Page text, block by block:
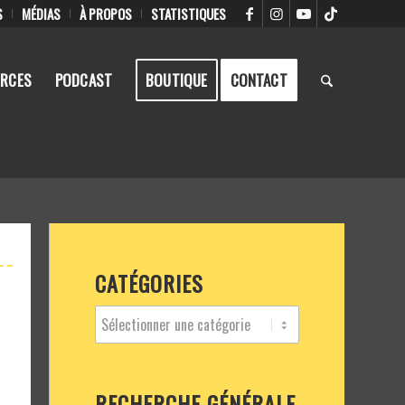
MÉDIAS À PROPOS STATISTIQUES
PODCAST BOUTIQUE CONTACT
CATÉGORIES